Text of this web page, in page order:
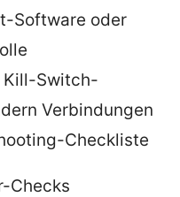
Software oder
Kill-Switch-
Verbindungen
Checkliste
Checks